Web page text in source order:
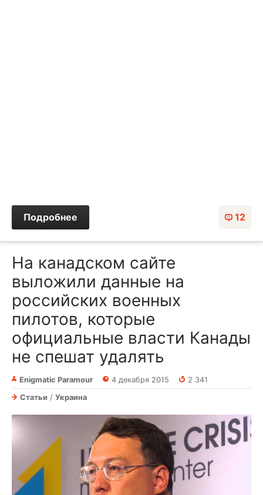
12
Подробнее
На канадском сайте
выложили данные на
российских военных
пилотов, которые
официальные власти Канады
не спешат удалять
Enigmatic Paramour 4 декабря 2015
2 341
Статьи / Украина